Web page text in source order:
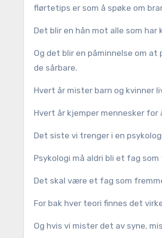
flørtetips er som å spøke om
Det blir en hån mot alle som
Og det blir en påminnelse om
de sårbare.
Hvert år mister barn og kvinner
Hvert år kjemper mennesker
Det siste vi trenger i en
Psykologi må aldri bli et fag
Det skal være et fag som
For bak hver teori finnes det
Og hvis vi mister det av syne,